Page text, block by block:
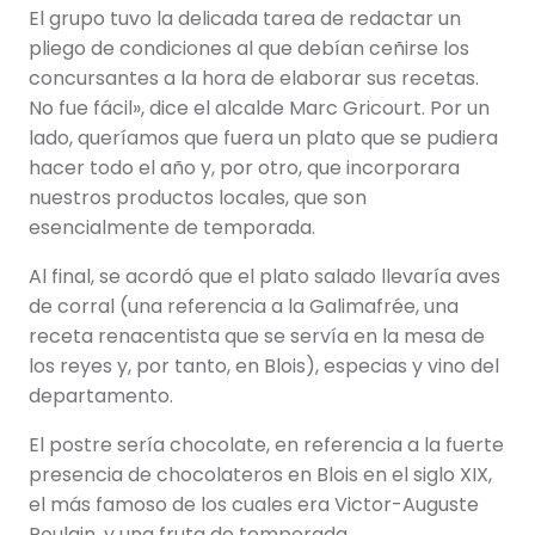
El grupo tuvo la delicada tarea de redactar un
pliego de condiciones al que debían ceñirse los
concursantes a la hora de elaborar sus recetas.
No fue fácil», dice el alcalde Marc Gricourt. Por un
lado, queríamos que fuera un plato que se pudiera
hacer todo el año y, por otro, que incorporara
nuestros productos locales, que son
esencialmente de temporada.
Al final, se acordó que el plato salado llevaría aves
de corral (una referencia a la Galimafrée, una
receta renacentista que se servía en la mesa de
los reyes y, por tanto, en Blois), especias y vino del
departamento.
El postre sería chocolate, en referencia a la fuerte
presencia de chocolateros en Blois en el siglo XIX,
el más famoso de los cuales era Victor-Auguste